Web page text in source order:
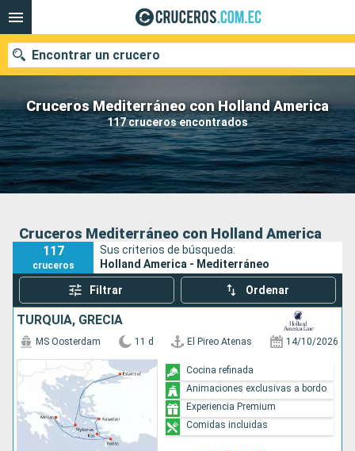
Cruceros Mediterráneo con Holland America
117 cruceros encontrados
Encontrar un crucero
Nuestros destinos
Fecha de salida
Buscar
Cruceros Mediterráneo con Holland America
117
cruceros
Sus criterios de búsqueda:
Holland America - Mediterráneo
Filtrar Ordenar
TURQUÍA, GRECIA
MS Oosterdam 11 d El Pireo Atenas 14/10/2026
Cocina refinada
Animaciones exclusivas a bordo
Experiencia Premium
Comidas incluidas